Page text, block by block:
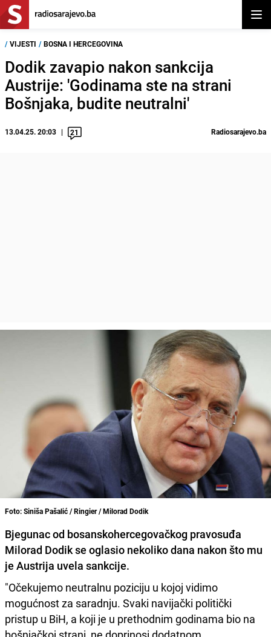
/ VIJESTI / BOSNA I HERCEGOVINA
Dodik zavapio nakon sankcija
Austrije: 'Godinama ste na strani
Bošnjaka, budite neutralni'
13.04.25. 20:03 21 Radiosarajevo.ba
Foto: Siniša Pašalić / Ringier / Milorad Dodik
Bjegunac od bosanskohercegovačkog pravosuđa
Milorad Dodik se oglasio nekoliko dana nakon što mu
je Austrija uvela sankcije.
"Očekujemo neutralnu poziciju u kojoj vidimo
mogućnost za saradnju. Svaki navijački politički
pristup u BiH, a koji je u prethodnim godinama bio na